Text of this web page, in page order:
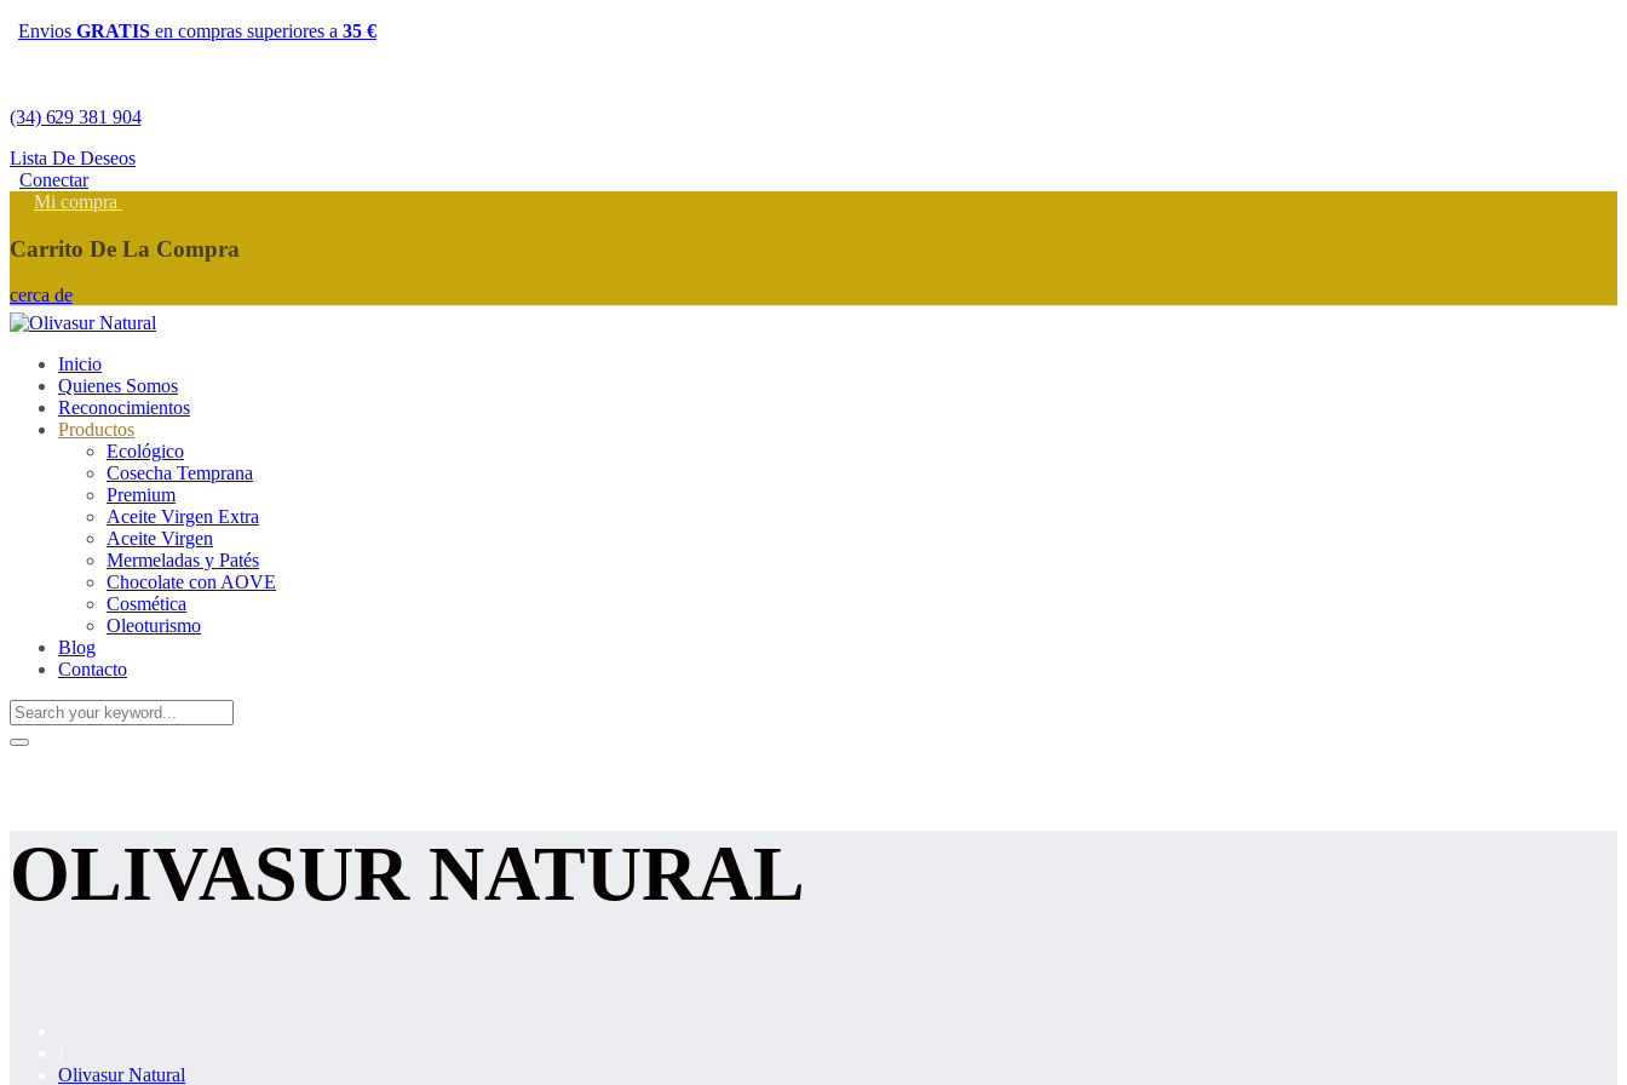
Envios GRATIS en compras superiores a 35 €
(34) 629 381 904
Lista De Deseos
Conectar
Mi compra
Carrito De La Compra
cerca de
Inicio
Quienes Somos
Reconocimientos
Productos
Ecológico
Cosecha Temprana
Premium
Aceite Virgen Extra
Aceite Virgen
Mermeladas y Patés
Chocolate con AOVE
Cosmética
Oleoturismo
Blog
Contacto
OLIVASUR NATURAL
Olivasur Natural